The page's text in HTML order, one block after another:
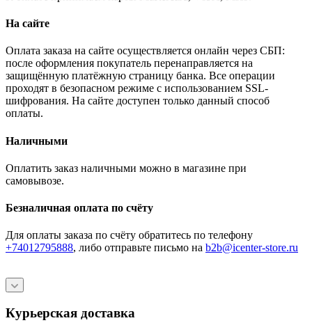
На сайте
Оплата заказа на сайте осуществляется онлайн через СБП:
после оформления покупатель перенаправляется на
защищённую платёжную страницу банка. Все операции
проходят в безопасном режиме с использованием SSL-
шифрования. На сайте доступен только данный способ
оплаты.
Наличными
Оплатить заказ наличными можно в магазине при
самовывозе.
Безналичная оплата по счёту
Для оплаты заказа по счёту обратитесь по телефону
+74012795888, либо отправьте письмо на b2b@icenter-store.ru
Курьерская доставка